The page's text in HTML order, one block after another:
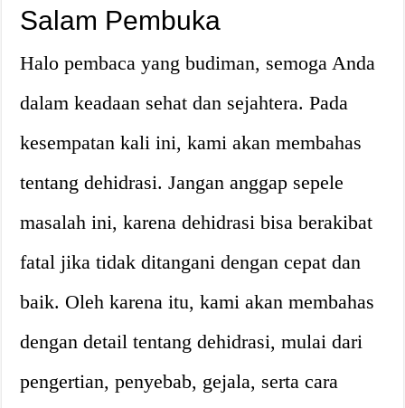
Salam Pembuka
Halo pembaca yang budiman, semoga Anda
dalam keadaan sehat dan sejahtera. Pada
kesempatan kali ini, kami akan membahas
tentang dehidrasi. Jangan anggap sepele
masalah ini, karena dehidrasi bisa berakibat
fatal jika tidak ditangani dengan cepat dan
baik. Oleh karena itu, kami akan membahas
dengan detail tentang dehidrasi, mulai dari
pengertian, penyebab, gejala, serta cara